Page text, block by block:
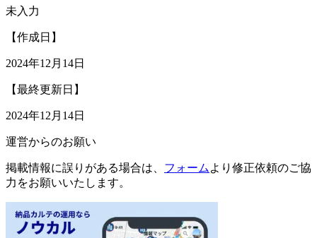
未入力
【作成日】
2024年12月14日
【最終更新日】
2024年12月14日
運営からのお願い
掲載情報に誤りがある場合は、 フォーム より修正依頼のご協
力をお願いいたします。